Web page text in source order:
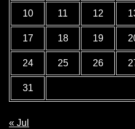
10 11 12
17 18 19
24 25 26
31
« Jul